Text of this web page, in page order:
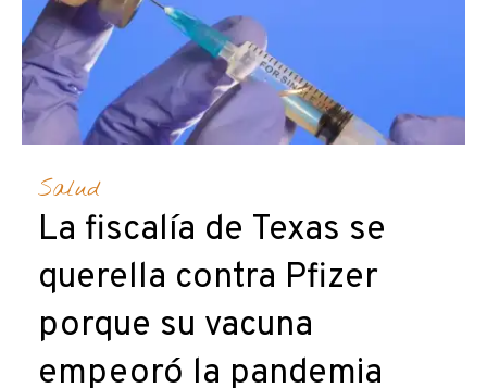
Salud
La fiscalía de Texas se
querella contra Pfizer
porque su vacuna
empeoró la pandemia